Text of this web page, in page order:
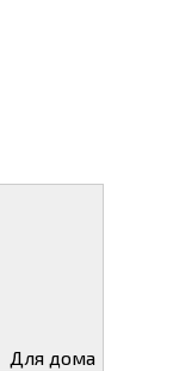
Для дома